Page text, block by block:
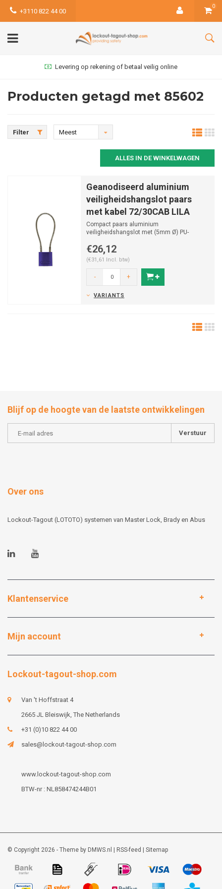
+3110 822 44 00
0
Levering op rekening of betaal veilig online
Producten getagd met 85602
Filter
Meest
ALLES IN DE WINKELWAGEN
Geanodiseerd aluminium
veiligheidshangslot paars
met kabel 72/30CAB LILA
Compact paars aluminium
veiligheidshangslot met (5mm Ø) PU-
€26,12
(€31,61 Incl. btw)
- +
VARIANTS
Blijf op de hoogte van de laatste ontwikkelingen
Verstuur
Over ons
Lockout-Tagout (LOTOTO) systemen van Master Lock, Brady en Abus
Klantenservice
Mijn account
Lockout-tagout-shop.com
Van 't Hoffstraat 4
2665 JL Bleiswijk, The Netherlands
+31 (0)10 822 44 00
sales@lockout-tagout-shop.com
www.lockout-tagout-shop.com
BTW-nr : NL858474244B01
© Copyright 2026 - Theme by DMWS.nl RSS-feed Sitemap